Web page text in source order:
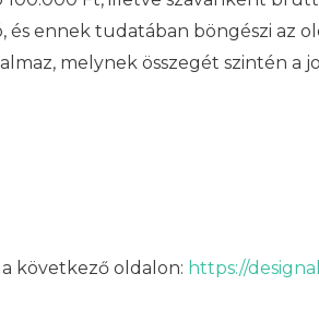
ennek tudatában böngészi az
melynek összegét szintén a
következő oldalon: https://